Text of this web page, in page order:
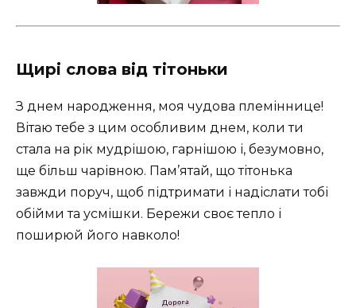
Щирі слова від тітоньки
З днем народження, моя чудова племіннице!
Вітаю тебе з цим особливим днем, коли ти
стала на рік мудрішою, гарнішою і, безумовно,
ще більш чарівною. Пам’ятай, що тітонька
завжди поруч, щоб підтримати і надіслати тобі
обійми та усмішки. Бережи своє тепло і
поширюй його навколо!